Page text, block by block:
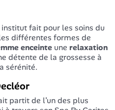
fait pour les soins du
différentes formes de
enceinte une relaxation
détente de la grossesse à
sérénité.
partit de l’un des plus